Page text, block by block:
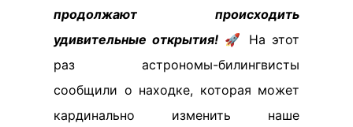
продолжают происходить
удивительные открытия! 🚀 На этот
раз астрономы-билингвисты
сообщили о находке, которая может
кардинально изменить наше